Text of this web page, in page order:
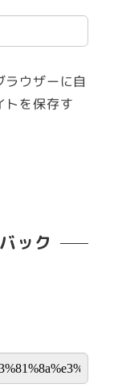
ウザーに自
トを保存す
ック